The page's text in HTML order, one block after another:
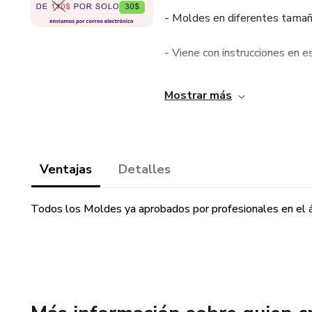
- Moldes en diferentes
- Viene con instrucciones en
– Las plantillas se envían por
*imágenes puramente
Mostrar más
Ventajas Detalles
Todos los Moldes ya aprobados por profesionales en el